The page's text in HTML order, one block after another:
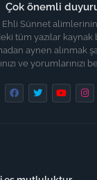
Çok önemli
Ehli Sünnet
tüm yazılar
aynen alınmak
ve yorumlarınızı